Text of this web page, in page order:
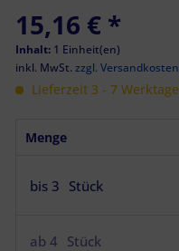
15,16 € *
Inhalt: 1 Einheit(en)
inkl. MwSt.zzgl. Versandkosten
Lieferzeit 3 - 7 Werktage
Menge
bis 3 Stück
ab 4 Stück